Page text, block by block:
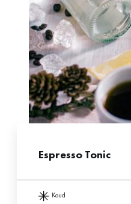
Espresso Tonic
koud